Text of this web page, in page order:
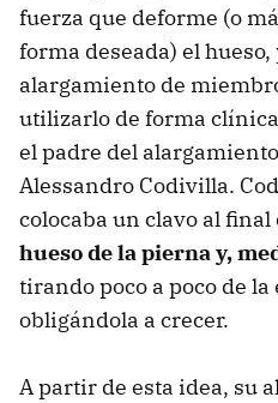
fuerza que deforme (o
forma deseada) el hueso,
alargamiento de
utilizarlo de forma
el padre del
Alessandro Codivilla.
colocaba un clavo al final
hueso de la pierna y,
tirando poco a poco de
obligándola a crecer.
A partir de esta idea, su